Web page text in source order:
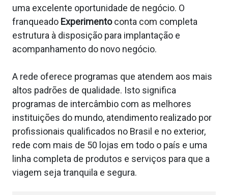
uma excelente oportunidade de negócio. O
franqueado Experimentoconta com completa
estrutura à disposição para implantação e
acompanhamento do novo negócio.
A rede oferece programas que atendem aos mais
altos padrões de qualidade. Isto significa
programas de intercâmbio com as melhores
instituições do mundo, atendimento realizado por
profissionais qualificados no Brasil e no exterior,
rede com mais de 50 lojas em todo o país e uma
linha completa de produtos e serviços para que a
viagem seja tranquila e segura.